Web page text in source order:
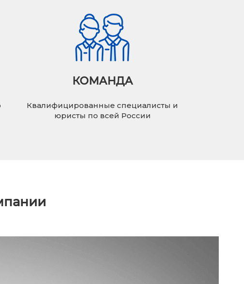
КОМАНДА
Квалифицированные специалисты и
юристы по всей России